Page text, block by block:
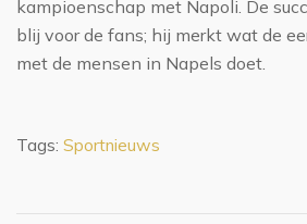
kampioenschap met Napoli. De
blij voor de fans; hij merkt wat de
met de mensen in Napels doet.
Tags: Sportnieuws